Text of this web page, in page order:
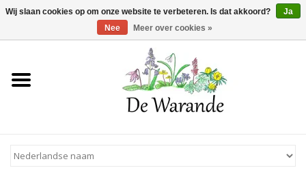
Winkelwagen >0 Artikelen - €0,00
Home
Voorjaarsbloeiers
Wij slaan cookies op om onze website te verbeteren. Is dat akkoord?
Ja
Nee
Meer over cookies »